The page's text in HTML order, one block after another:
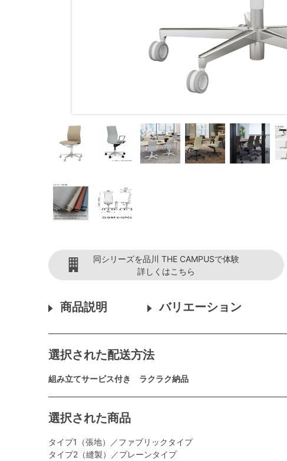
同シリーズを品川 THE CAMPUSで体験
詳しくはこちら
商品説明 バリエーション
選択された配送方法
組み立てサービス付き ラクラク納品
選択された商品
タイプ1（張地）／ファブリックタイプ
タイプ2（縫製）／プレーンタイプ